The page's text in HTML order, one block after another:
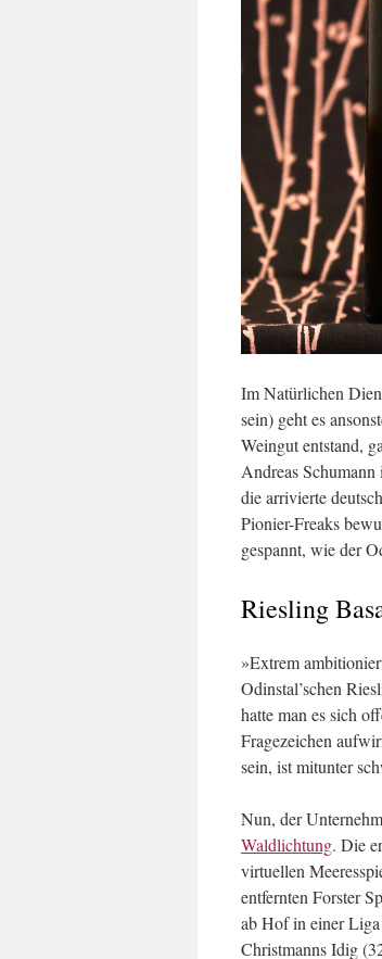
Im Natürlichen
sein) geht es
Weingut entstand,
Andreas
die arrivierte
Pionier-Freaks
gespannt, wie der
Riesling
»Extrem
Odinstal’schen
hatte man es sich
Fragezeichen
sein, ist mitunter
Nun, der
Waldlichtung. Die
virtuellen
entfernten Forster
ab Hof in einer
Christmanns Idig